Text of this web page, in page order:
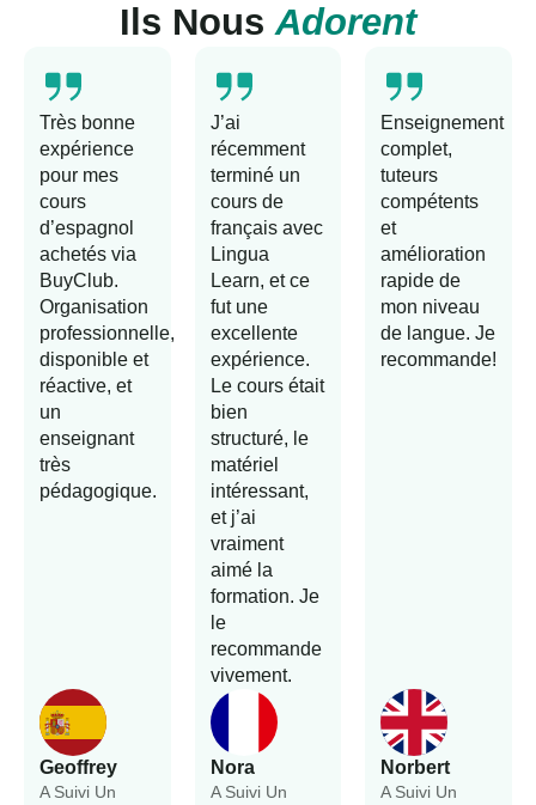
Ils NousAdorent
Geoffrey
A Suivi Un
Très bonne
expérience
pour mes
cours
d’espagnol
achetés via
BuyClub.
Organisation
professionnelle,
disponible et
réactive, et
un
enseignant
très
pédagogique.
Nora
A Suivi Un
J’ai
récemment
terminé un
cours de
français avec
Lingua
Learn, et ce
fut une
excellente
expérience.
Le cours était
bien
structuré, le
matériel
intéressant,
et j’ai
vraiment
aimé la
formation. Je
le
recommande
vivement.
Norbert
A Suivi Un
Enseignement
complet,
tuteurs
compétents
et
amélioration
rapide de
mon niveau
de langue. Je
recommande!